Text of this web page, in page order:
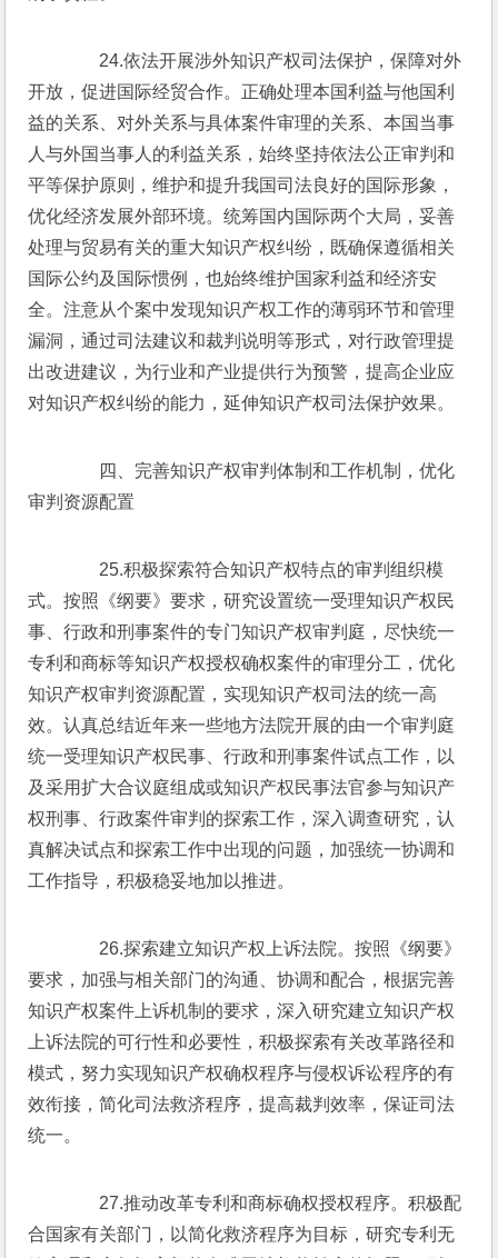
24.依法开展涉外知识产权司法保护，保障对外
开放，促进国际经贸合作。正确处理本国利益与他国利
益的关系、对外关系与具体案件审理的关系、本国当事
人与外国当事人的利益关系，始终坚持依法公正审判和
平等保护原则，维护和提升我国司法良好的国际形象，
优化经济发展外部环境。统筹国内国际两个大局，妥善
处理与贸易有关的重大知识产权纠纷，既确保遵循相关
国际公约及国际惯例，也始终维护国家利益和经济安
全。注意从个案中发现知识产权工作的薄弱环节和管理
漏洞，通过司法建议和裁判说明等形式，对行政管理提
出改进建议，为行业和产业提供行为预警，提高企业应
对知识产权纠纷的能力，延伸知识产权司法保护效果。
四、完善知识产权审判体制和工作机制，优化
审判资源配置
25.积极探索符合知识产权特点的审判组织模
式。按照《纲要》要求，研究设置统一受理知识产权民
事、行政和刑事案件的专门知识产权审判庭，尽快统一
专利和商标等知识产权授权确权案件的审理分工，优化
知识产权审判资源配置，实现知识产权司法的统一高
效。认真总结近年来一些地方法院开展的由一个审判庭
统一受理知识产权民事、行政和刑事案件试点工作，以
及采用扩大合议庭组成或知识产权民事法官参与知识产
权刑事、行政案件审判的探索工作，深入调查研究，认
真解决试点和探索工作中出现的问题，加强统一协调和
工作指导，积极稳妥地加以推进。
26.探索建立知识产权上诉法院。按照《纲要》
要求，加强与相关部门的沟通、协调和配合，根据完善
知识产权案件上诉机制的要求，深入研究建立知识产权
上诉法院的可行性和必要性，积极探索有关改革路径和
模式，努力实现知识产权确权程序与侵权诉讼程序的有
效衔接，简化司法救济程序，提高裁判效率，保证司法
统一。
27.推动改革专利和商标确权授权程序。积极配
合国家有关部门，以简化救济程序为目标，研究专利无